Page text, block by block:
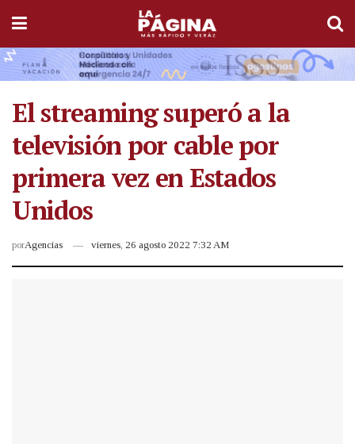
El streaming superó a la
televisión por cable por
primera vez en Estados
Unidos
porAgencias viernes, 26 agosto 2022 7:32 AM